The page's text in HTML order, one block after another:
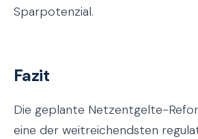
Sparpotenzial.
Fazit
Die geplante Netzentgelte-
eine der weitreichendsten